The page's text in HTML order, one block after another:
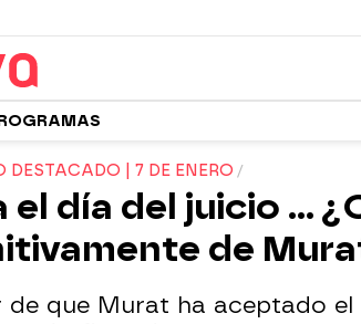
DESTACADO | 7 DE ENERO
el día del juicio ...
de
de que Murat ha aceptado